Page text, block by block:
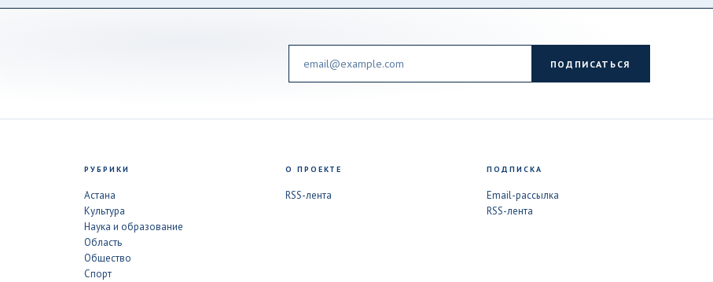
ПОДПИСАТЬСЯ
РУБРИКИ
Астана
Культура
Наука и образование
Область
Общество
Спорт
О ПРОЕКТЕ
RSS-лента
ПОДПИСКА
Email-рассылка
RSS-лента